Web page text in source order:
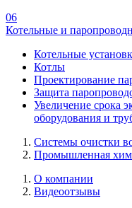
06
Котельные и
Котельные
Котлы
Проектирование
Защита
Увеличение срока
оборудования и
Системы очистки
Промышленная
О компании
Видеоотзывы